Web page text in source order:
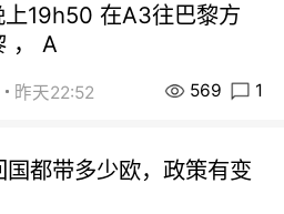
19h50 在A3往巴黎方
， A
昨天22:52 569 1
都带多少欧，政策有变